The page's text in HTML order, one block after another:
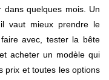
quelques mois. Un
vaut mieux prendre le
avec, tester la bête
acheter un modèle qui
prix et toutes les options